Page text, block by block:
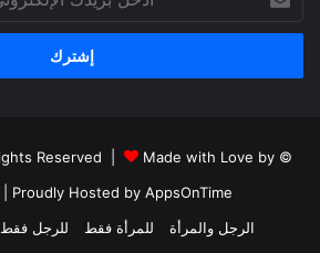
بريدك
الإلكتروني
© Copyright 2026, All Rights Reserved |
Made with Love by
| Proudly Hosted by AppsOnTime
الرجل والمرأة
للمرأة فقط للرجل فقط